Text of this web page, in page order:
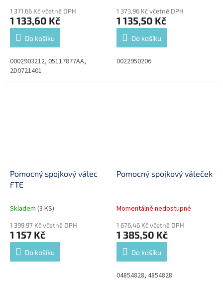
1 371,66 Kč včetně DPH
1 133,60 Kč
Do košíku
0002903212, 05117877AA,
2D0721401
1 373,96 Kč včetně DPH
1 135,50 Kč
Do košíku
0022950206
Pomocný spojkový válec
FTE
Skladem (3 KS)
1 399,97 Kč včetně DPH
1 157 Kč
Do košíku
Pomocný spojkový váleček
Momentálně nedostupné
1 676,46 Kč včetně DPH
1 385,50 Kč
Do košíku
04854828, 4854828